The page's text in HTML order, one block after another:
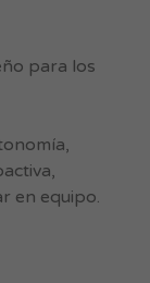
para los
en equipo.